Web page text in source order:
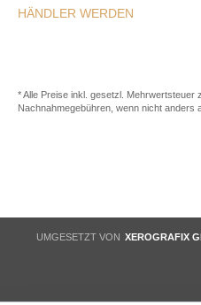
HÄNDLER WERDEN
* Alle Preise inkl. gesetzl. Mehrwertsteuer
Nachnahmegebühren, wenn nicht anders
UMGESETZT VON XEROGRAFIX